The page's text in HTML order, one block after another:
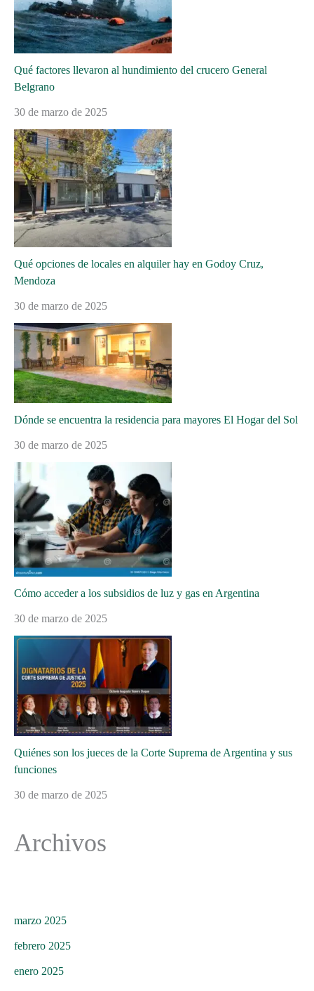
Qué factores llevaron al hundimiento del crucero General
Belgrano
30 de marzo de 2025
Qué opciones de locales en alquiler hay en Godoy Cruz,
Mendoza
30 de marzo de 2025
Dónde se encuentra la residencia para mayores El Hogar del Sol
30 de marzo de 2025
Cómo acceder a los subsidios de luz y gas en Argentina
30 de marzo de 2025
Quiénes son los jueces de la Corte Suprema de Argentina y sus
funciones
30 de marzo de 2025
Archivos
marzo 2025
febrero 2025
enero 2025